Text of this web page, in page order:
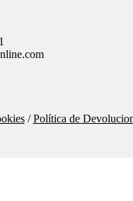
/Política de